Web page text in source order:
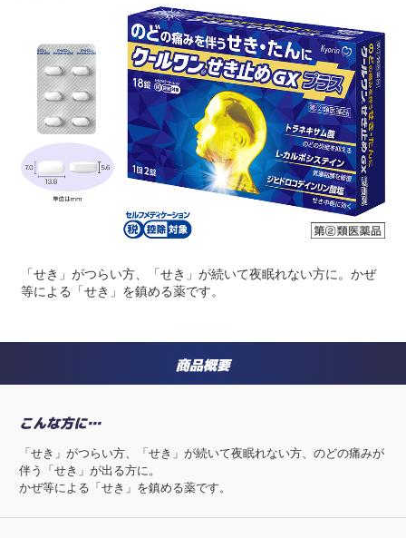
「せき」がつらい方、「せき」が続いて夜眠れない方に。かぜ
等による「せき」を鎮める薬です。
商品概要
こんな方に…
「せき」がつらい方、「せき」が続いて夜眠れない方、のどの痛みが
伴う「せき」が出る方に。
かぜ等による「せき」を鎮める薬です。